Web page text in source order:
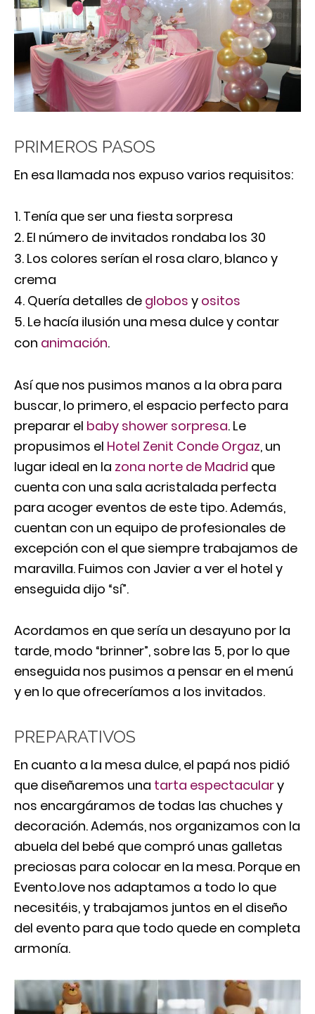
PRIMEROS PASOS
En esa llamada nos expuso varios requisitos:
Tenía que ser una fiesta sorpresa
El número de invitados rondaba los 30
Los colores serían el rosa claro, blanco y
crema
Quería detalles de globos y ositos
Le hacía ilusión una mesa dulce y contar
con animación.
Así que nos pusimos manos a la obra para
buscar, lo primero, el espacio perfecto para
preparar el baby shower sorpresa. Le
propusimos el Hotel Zenit Conde Orgaz, un
lugar ideal en la zona norte de Madrid que
cuenta con una sala acristalada perfecta
para acoger eventos de este tipo. Además,
cuentan con un equipo de profesionales de
excepción con el que siempre trabajamos de
maravilla. Fuimos con Javier a ver el hotel y
enseguida dijo “sí”.
Acordamos en que sería un desayuno por la
tarde, modo “brinner”, sobre las 5, por lo que
enseguida nos pusimos a pensar en el menú
y en lo que ofreceríamos a los invitados.
PREPARATIVOS
En cuanto a la mesa dulce, el papá nos pidió
que diseñaremos una tarta espectaculary
nos encargáramos de todas las chuches y
decoración. Además, nos organizamos con la
abuela del bebé que compró unas galletas
preciosas para colocar en la mesa. Porque en
Evento.love nos adaptamos a todo lo que
necesitéis, y trabajamos juntos en el diseño
del evento para que todo quede en completa
armonía.